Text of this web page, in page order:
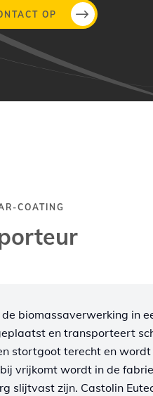
OP
COATING
biomassaverwerking in
en transporteert
stortgoot terecht en wordt
vrijkomt wordt in de
slijtvast zijn. Castolin